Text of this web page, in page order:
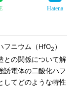
Hatena
フニウム（HfO2 ）
との関係について解
誘電体の二酸化ハフ
してどのような特性